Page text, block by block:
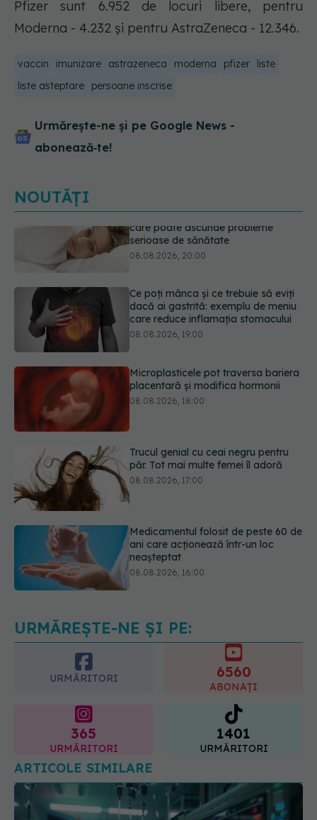
Pfizer sunt 6.952 de locuri libere, pentru
Moderna - 4.232 şi pentru AstraZeneca - 12.346.
vaccin imunizare astrazeneca moderna pfizer
liste
liste asteptare
persoane inscrise
Urmărește-ne și pe Google News -
abonează‑te!
NOUTĂȚI
Ce poți mânca și ce trebuie să eviți
dacă ai gastrită: exemplu de meniu
08.08.2026, 19:00
Microplasticele pot traversa bariera
placentară și modifica hormonii
Trucul genial cu ceai negru pentru
Medicamentul folosit de peste 60 de
08.08.2026, 16:00
Transpirații nocturne: semnul ignorat
care poate ascunde probleme
URMĂREȘTE-NE ȘI PE:
URMĂRITORI 6560
ABONAȚI
365
URMĂRITORI
1401
URMĂRITORI
ARTICOLE SIMILARE